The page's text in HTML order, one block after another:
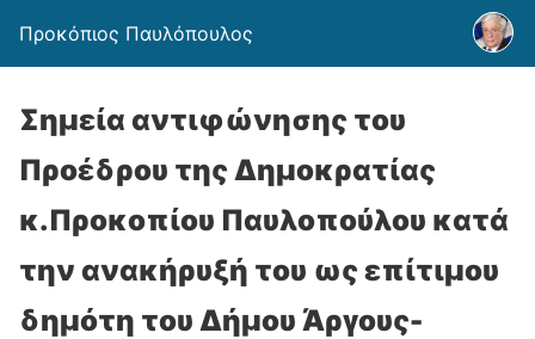
Προκόπιος Παυλόπουλος
Σημεία αντιφώνησης του
Προέδρου της Δημοκρατίας
κ.Προκοπίου Παυλοπούλου κατά
την ανακήρυξή του ως επίτιμου
δημότη του Δήμου Άργους-